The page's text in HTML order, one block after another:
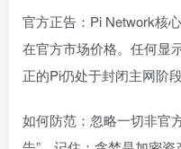
官方正告：Pi Network核
在官方市场价格。任何显
正的Pi仍处于封闭主网阶
如何防范：忽略一切非官